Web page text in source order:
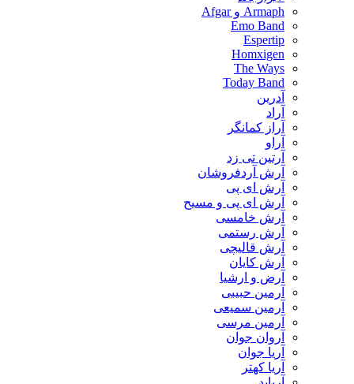
Armaph و Afgar
Emo Band
Espertip
Homxigen
The Ways
Today Band
آدرین
آراز کمانگر
آراو
آرتین تی زد
آرش آردفروشان
آرش ای پی
آرش ای پی و مسیح
آرش خامسی
آرش رستمی
آرش قالیچی
آرش کایان
​آرض و ارشیا
آرمین حبیبی
آرمین سمیعی
آرمین مرسی
آروان جوان
آریا جوان
آریا کهتر